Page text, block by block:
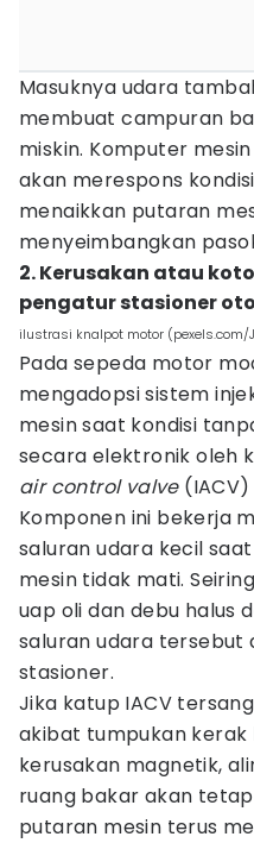
Masuknya udara
membuat campuran
miskin. Komputer
akan merespons
menaikkan putaran
menyeimbangkan
2. Kerusakan atau
pengatur stasioner
ilustrasi knalpot motor (pexels.com/
Pada sepeda motor
mengadopsi sistem
mesin saat kondisi
secara elektronik oleh
air control valve(IACV)
Komponen ini bekerja
saluran udara kecil
mesin tidak mati.
uap oli dan debu halus
saluran udara tersebut
stasioner.
Jika katup IACV
akibat tumpukan
kerusakan magnetik,
ruang bakar akan
putaran mesin terus